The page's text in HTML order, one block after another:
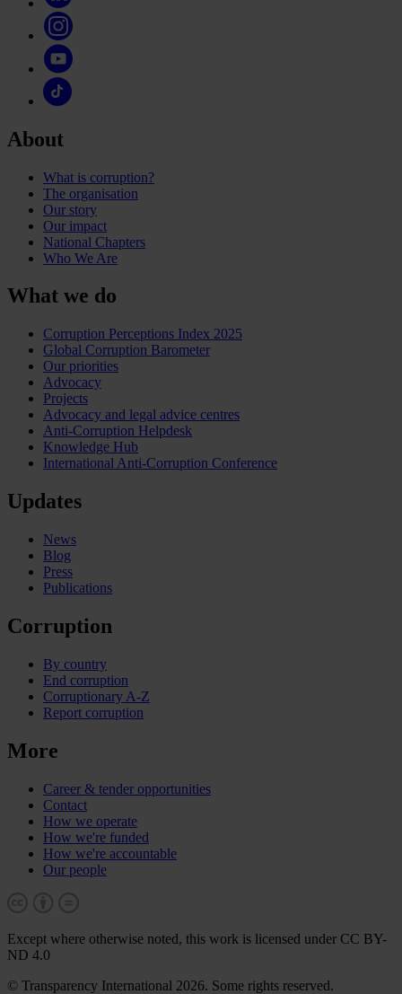
About
What is corruption?
The organisation
Our story
Our impact
National Chapters
Who We Are
What we do
Corruption Perceptions Index 2025
Global Corruption Barometer
Our priorities
Advocacy
Projects
Advocacy and legal advice centres
Anti-Corruption Helpdesk
Knowledge Hub
International Anti-Corruption Conference
Updates
News
Blog
Press
Publications
Corruption
By country
End corruption
Corruptionary A-Z
Report corruption
More
Career & tender opportunities
Contact
How we operate
How we're funded
How we're accountable
Our people
Except where otherwise noted, this work is licensed under CC BY-
ND 4.0
© Transparency International 2026. Some rights reserved.